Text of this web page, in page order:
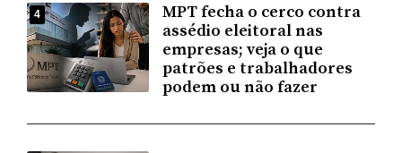
4
MPT fecha o cerco contra
assédio eleitoral nas
empresas; veja o que
patrões e trabalhadores
podem ou não fazer